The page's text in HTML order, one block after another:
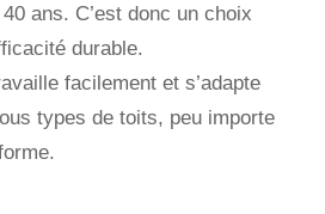
ans. C’est donc un choix
durable.
facilement et s’adapte
types de toits, peu importe